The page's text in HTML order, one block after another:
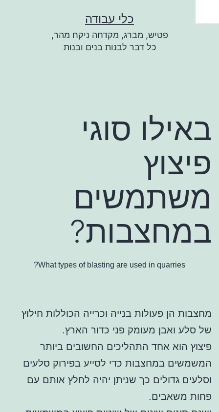
לתוכן
כלי עבודה
פטיש, מברג, מקדחה ניקח מהר,
כל דבר לבנות בנים ובנות
באילו סוגי
פיצוץ
משתמשים
במחצבות?
What types of blasting are used in quarries?
מחצבות הן פעולות בנייה וכרייה הכוללות חילוץ
של סלע ואבן מעומק פני כדור הארץ.
פיצוץ הוא אחד התהליכים החשובים ביותר
המשמשים במחצבות כדי לסייע בפירוק סלעים
וסלעים גדולים כך שניתן יהיה לחלץ אותם עם
פחות משאבים.